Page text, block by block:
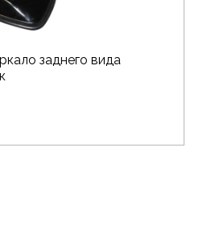
заднего вида